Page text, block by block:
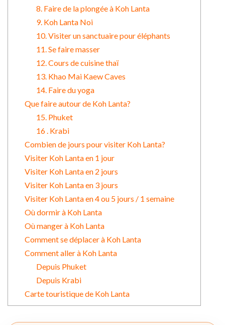
8. Faire de la plongée à Koh Lanta
9. Koh Lanta Noi
10. Visiter un sanctuaire pour éléphants
11. Se faire masser
12. Cours de cuisine thaï
13. Khao Mai Kaew Caves
14. Faire du yoga
Que faire autour de Koh Lanta?
15. Phuket
16 . Krabi
Combien de jours pour visiter Koh Lanta?
Visiter Koh Lanta en 1 jour
Visiter Koh Lanta en 2 jours
Visiter Koh Lanta en 3 jours
Visiter Koh Lanta en 4 ou 5 jours / 1 semaine
Où dormir à Koh Lanta
Où manger à Koh Lanta
Comment se déplacer à Koh Lanta
Comment aller à Koh Lanta
Depuis Phuket
Depuis Krabi
Carte touristique de Koh Lanta